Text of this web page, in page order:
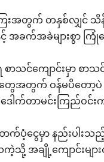
တွက် တနှစ်လျှင် သိန်း
အခက်အခဲများစွာ က
သင်ကျောင်းမှာ စာသ
တွေအတွက် ဝန်မပိတေ
ါက်တာမင်းကြည်ဝင်း
ပံ့ငွေမှာ နည်းပါးသ
သို့ အချို့ကျောင်းမျ